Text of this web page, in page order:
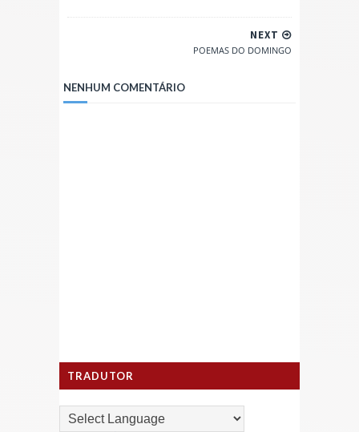
NEXT
POEMAS DO DOMINGO
NENHUM COMENTÁRIO
TRADUTOR